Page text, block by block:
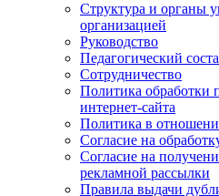
Структура и органы
организацией
Руководство
Педагогический
Сотрудничество
Политика обработки
интернет-сайта
Политика в
Согласие на
Согласие на
рекламной рассылки
Правила выдачи